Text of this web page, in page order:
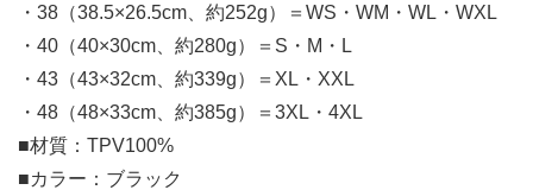
・38（38.5×26.5cm、約252g）＝WS・WM・WL・WXL
・40（40×30cm、約280g）＝S・M・L
・43（43×32cm、約339g）＝XL・XXL
・48（48×33cm、約385g）＝3XL・4XL
■材質：TPV100%
■カラー：ブラック